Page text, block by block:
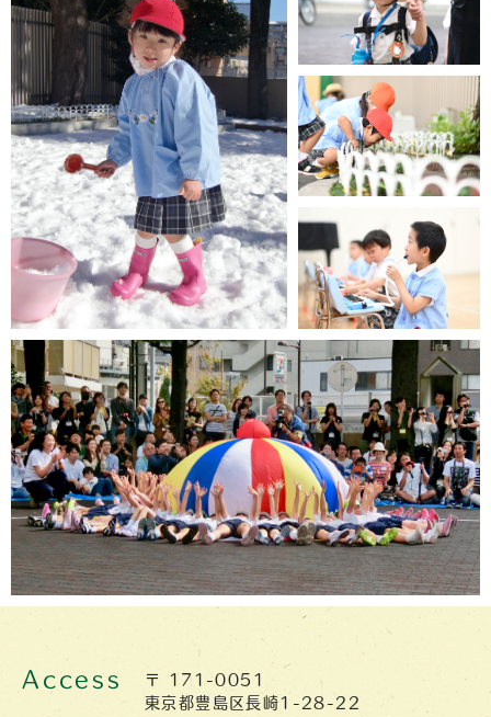
Access
〒 171-0051
東京都豊島区長崎1-28-22